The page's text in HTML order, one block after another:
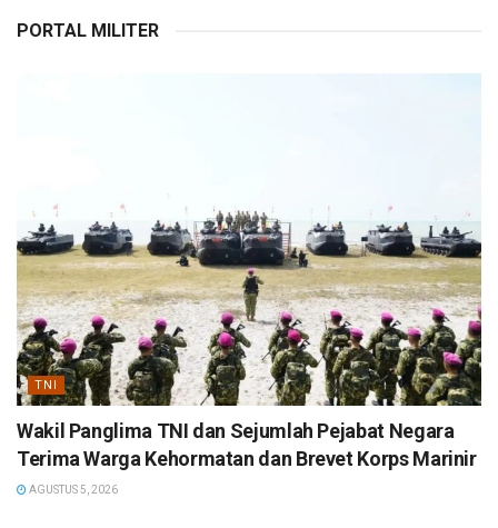
PORTAL MILITER
TNI
Wakil Panglima TNI dan Sejumlah Pejabat Negara
Terima Warga Kehormatan dan Brevet Korps Marinir
AGUSTUS 5, 2026